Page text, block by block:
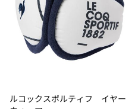
ルコックスポルティフ イヤー